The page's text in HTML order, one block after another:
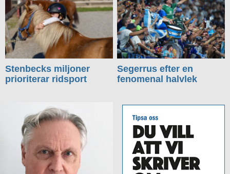
Stenbecks miljoner
prioriterar ridsport
Segerrus efter en
fenomenal halvlek